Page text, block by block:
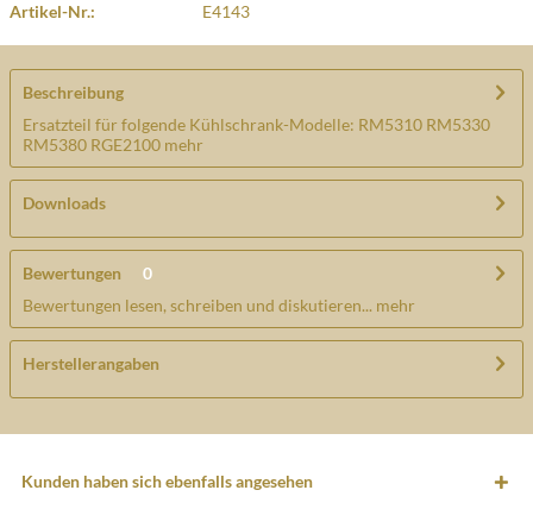
Artikel-Nr.: E4143
Beschreibung
Ersatzteil für folgende Kühlschrank-Modelle: RM5310 RM5330
RM5380 RGE2100 mehr
Downloads
Bewertungen
0
Bewertungen lesen, schreiben und diskutieren... mehr
Herstellerangaben
Kunden haben sich ebenfalls angesehen